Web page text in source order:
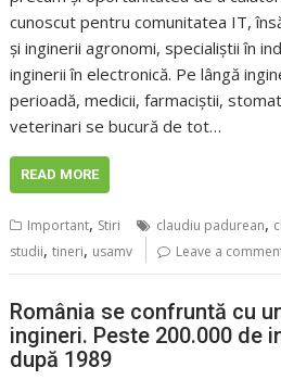
cunoscut pentru comunitatea IT,
și inginerii agronomi, specialiștii în
inginerii în electronică. Pe lângă
perioadă, medicii, farmaciștii,
veterinari se bucură de tot…
READ MORE
Important, Stiri claudiu padurean,
studii,tineri, usamv Leave a
România se confruntă cu
ingineri. Peste 200.000 de
după 1989